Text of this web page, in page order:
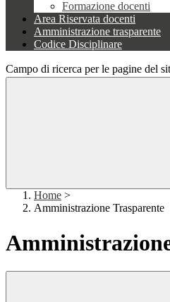
Formazione docenti
Area Riservata docenti
Amministrazione trasparente
Codice Disciplinare
Campo di ricerca per le pagine del
Home >
Amministrazione Trasparente